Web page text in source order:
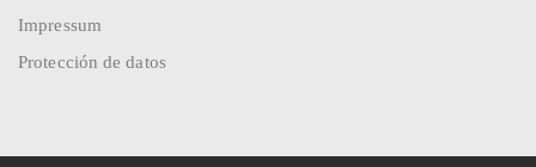
Impressum
Protección de datos